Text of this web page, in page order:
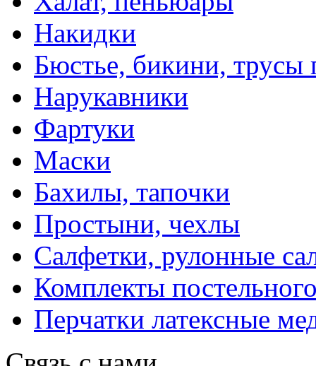
Накидки
Бюстье, бикини, трусы
Нарукавники
Фартуки
Маски
Бахилы, тапочки
Простыни, чехлы
Салфетки, рулонные
Комплекты
Перчатки латексные